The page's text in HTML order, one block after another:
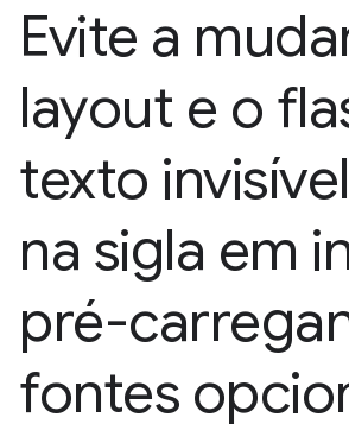
Evite a
layout e o
texto
na sigla em
pré-
fontes